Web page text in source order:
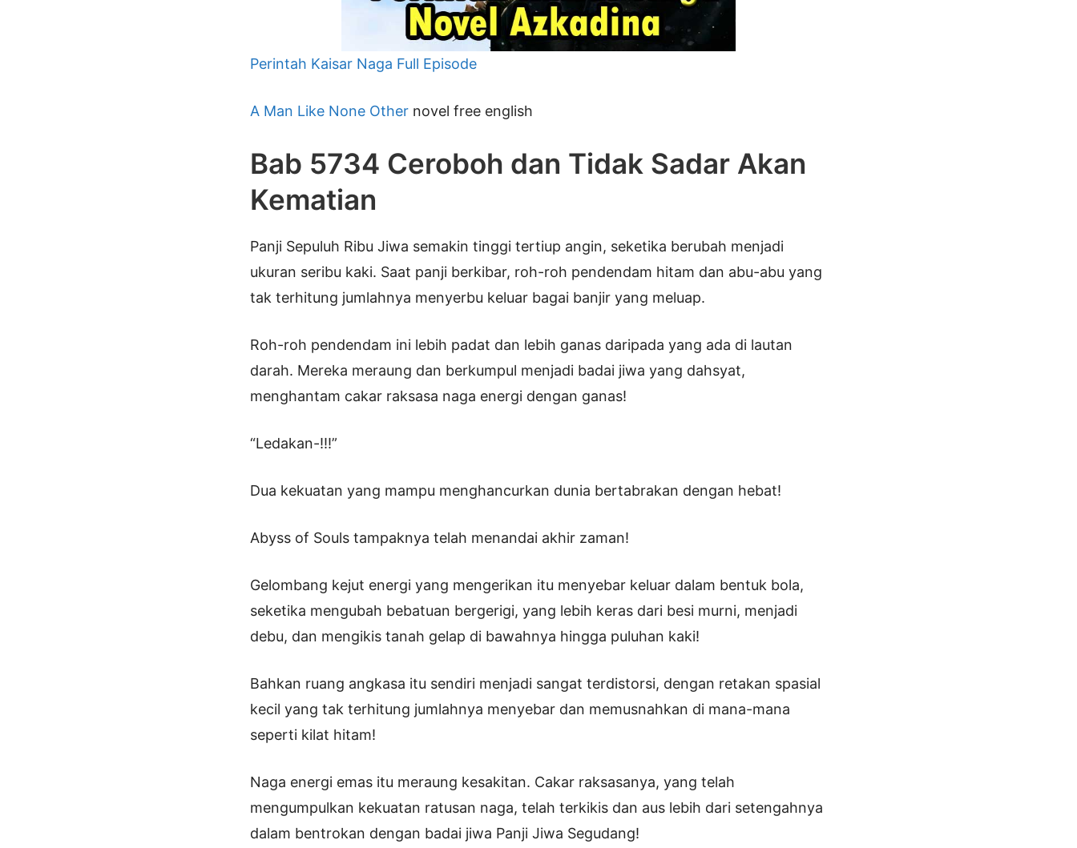
Perintah Kaisar Naga Full Episode
A Man Like None Other novel free english
Bab 5734 Ceroboh dan Tidak Sadar Akan
Kematian
Panji Sepuluh Ribu Jiwa semakin tinggi tertiup angin, seketika berubah menjadi
ukuran seribu kaki. Saat panji berkibar, roh-roh pendendam hitam dan abu-abu yang
tak terhitung jumlahnya menyerbu keluar bagai banjir yang meluap.
Roh-roh pendendam ini lebih padat dan lebih ganas daripada yang ada di lautan
darah. Mereka meraung dan berkumpul menjadi badai jiwa yang dahsyat,
menghantam cakar raksasa naga energi dengan ganas!
“Ledakan-!!!”
Dua kekuatan yang mampu menghancurkan dunia bertabrakan dengan hebat!
Abyss of Souls tampaknya telah menandai akhir zaman!
Gelombang kejut energi yang mengerikan itu menyebar keluar dalam bentuk bola,
seketika mengubah bebatuan bergerigi, yang lebih keras dari besi murni, menjadi
debu, dan mengikis tanah gelap di bawahnya hingga puluhan kaki!
Bahkan ruang angkasa itu sendiri menjadi sangat terdistorsi, dengan retakan spasial
kecil yang tak terhitung jumlahnya menyebar dan memusnahkan di mana-mana
seperti kilat hitam!
Naga energi emas itu meraung kesakitan. Cakar raksasanya, yang telah
mengumpulkan kekuatan ratusan naga, telah terkikis dan aus lebih dari setengahnya
dalam bentrokan dengan badai jiwa Panji Jiwa Segudang!